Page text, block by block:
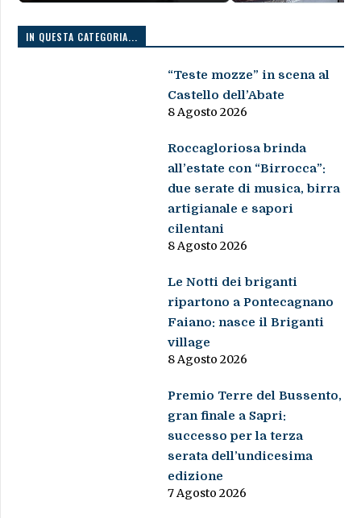
IN QUESTA CATEGORIA...
“Teste mozze” in scena al
Castello dell’Abate
8 Agosto 2026
Roccagloriosa brinda
all’estate con “Birrocca”:
due serate di musica, birra
artigianale e sapori
cilentani
8 Agosto 2026
Le Notti dei briganti
ripartono a Pontecagnano
Faiano: nasce il Briganti
village
8 Agosto 2026
Premio Terre del Bussento,
gran finale a Sapri:
successo per la terza
serata dell’undicesima
edizione
7 Agosto 2026